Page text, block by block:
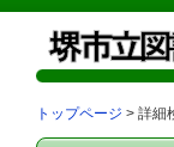
トップページ > 詳細